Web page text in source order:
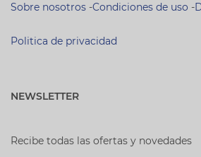
Sobre nosotros -Condiciones de uso -
Politica de privacidad
NEWSLETTER
Recibe todas las ofertas y novedades